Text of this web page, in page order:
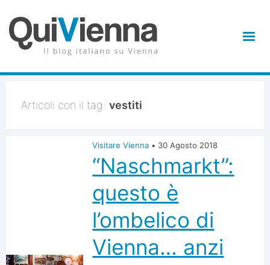
Articoli con il tag: vestiti
Visitare Vienna • 30 Agosto 2018
“Naschmarkt”:
questo è
l’ombelico di
Vienna… anzi